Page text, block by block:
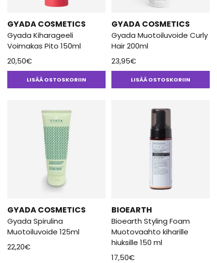
GYADA COSMETICS
Gyada Kiharageeli
Voimakas Pito 150ml
20,50€
LISÄÄ OSTOSKORIIN
GYADA COSMETICS
Gyada Muotoiluvoide Curly
Hair 200ml
23,95€
LISÄÄ OSTOSKORIIN
GYADA COSMETICS
Gyada Spirulina
Muotoiluvoide 125ml
22,20€
BIOEARTH
Bioearth Styling Foam
Muotovaahto kiharille
hiuksille 150 ml
17,50€